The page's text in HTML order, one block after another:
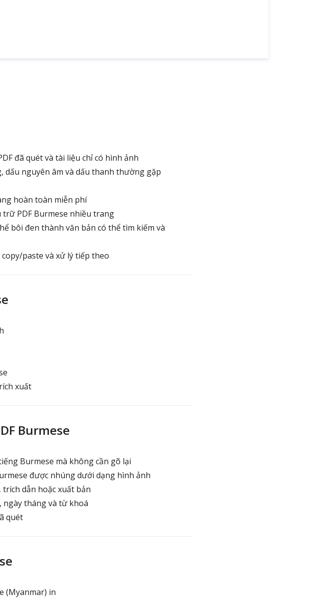
đã quét và tài liệu chỉ có hình ảnh
dấu nguyên âm và dấu thanh thường gặp
hoàn toàn miễn phí
trữ PDF Burmese nhiều trang
bôi đen thành văn bản có thể tìm kiếm và
paste và xử lý tiếp theo
xuất
Burmese
Burmese mà không cần gõ lại
được nhúng dưới dạng hình ảnh
dẫn hoặc xuất bản
ngày tháng và từ khoá
quét
(Myanmar) in